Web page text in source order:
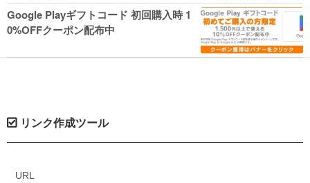
Google Playギフトコード 初回購入時 1
0%OFFクーポン配布中
リンク作成ツール
URL